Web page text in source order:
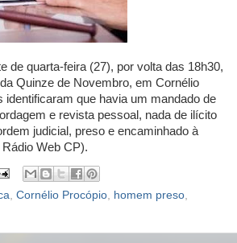
de quarta-feira (27), por volta das 18h30,
Quinze de Novembro, em Cornélio
identificaram que havia um mandado de
e revista pessoal, nada de ilícito
judicial, preso e encaminhado à
Web CP).
, Cornélio Procópio, homem preso,